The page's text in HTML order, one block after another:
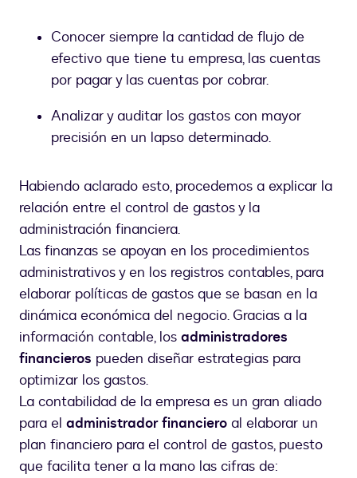
Conocer siempre la cantidad de flujo de
efectivo que tiene tu empresa, las cuentas
por pagar y las cuentas por cobrar.
Analizar y auditar los gastos con mayor
precisión en un lapso determinado.
Habiendo aclarado esto, procedemos a explicar la
relación entre el control de gastos y la
administración financiera.
Las finanzas se apoyan en los procedimientos
administrativos y en los registros contables, para
elaborar políticas de gastos que se basan en la
dinámica económica del negocio. Gracias a la
información contable, los administradores
financieros pueden diseñar estrategias para
optimizar los gastos.
La contabilidad de la empresa es un gran aliado
para el administrador financiero al elaborar un
plan financiero para el control de gastos, puesto
que facilita tener a la mano las cifras de: